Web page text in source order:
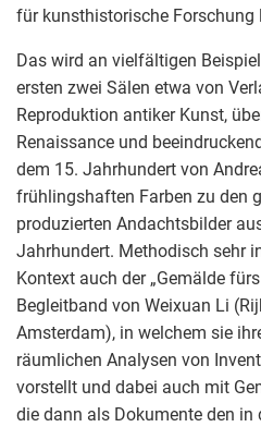
für kunsthistorische Forschung
Das wird an vielfältigen
ersten zwei Sälen etwa von
Reproduktion antiker Kunst,
Renaissance und
dem 15. Jahrhundert von
frühlingshaften Farben zu den
produzierten Andachtsbilder
Jahrhundert. Methodisch sehr
Kontext auch der „Gemälde
Begleitband von Weixuan Li
Amsterdam), in welchem sie
räumlichen Analysen von
vorstellt und dabei auch mit
die dann als Dokumente den